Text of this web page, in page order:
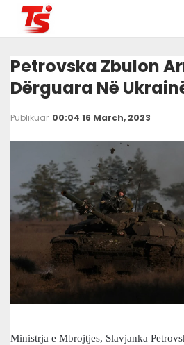
Petrovska Zbulon
Dërguara Në
Publikuar 00:04 16 March, 2023
Ministrja e Mbrojtjes, Slavjanka